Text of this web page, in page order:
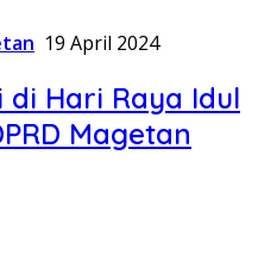
19 April 2024
Hari Raya Idul
Magetan